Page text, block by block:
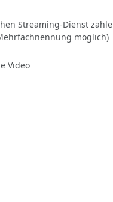
Streaming-Dienst
möglich)
Video